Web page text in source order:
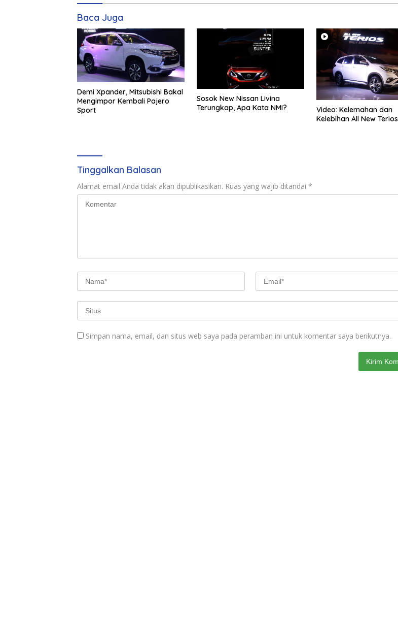
Baca Juga
Demi Xpander, Mitsubishi Bakal
Mengimpor Kembali Pajero
Sport
Sosok New Nissan Livina
Terungkap, Apa Kata NMI?
Video: Kelemahan dan
Kelebihan All New Terios
Tinggalkan Balasan
Alamat email Anda tidak akan dipublikasikan. Ruas yang wajib ditandai *
Simpan nama, email, dan situs web saya pada peramban ini untuk komentar saya berikutnya.